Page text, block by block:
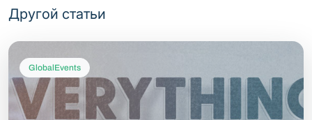
Другой статьи
GlobalEvents